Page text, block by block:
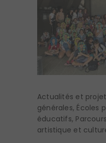
Actualités et
générales, Écoles
éducatifs,
artistique et